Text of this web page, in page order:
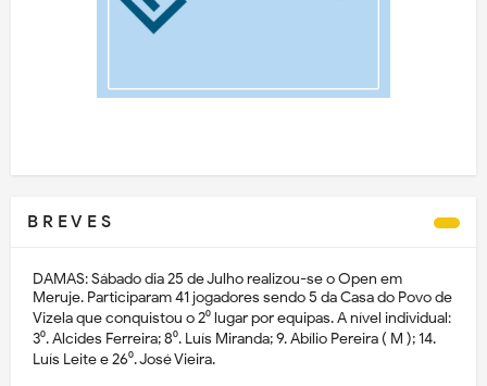
B R E V E S
DAMAS: Sábado dia 25 de Julho realizou-se o Open em
Meruje. Participaram 41 jogadores sendo 5 da Casa do Povo de
Vizela que conquistou o 2⁰ lugar por equipas. A nível individual:
3⁰. Alcides Ferreira; 8⁰. Luís Miranda; 9. Abílio Pereira ( M ); 14.
Luís Leite e 26⁰. José Vieira.